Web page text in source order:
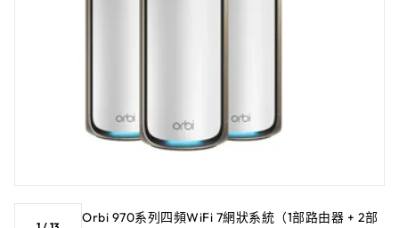
Orbi 970系列四頻WiFi 7網狀系統（1部路由器 + 2部